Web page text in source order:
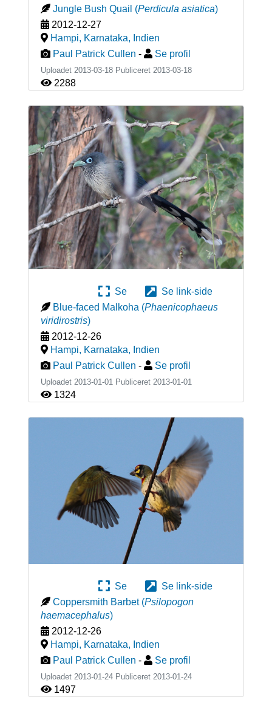
Jungle Bush Quail (Perdicula asiatica)
2012-12-27
Hampi, Karnataka, Indien
Paul Patrick Cullen - Se profil
Uploadet 2013-03-18 Publiceret 2013-03-18
2288
Se
Se link-side
Blue-faced Malkoha (Phaenicophaeus
viridirostris)
2012-12-26
Hampi, Karnataka, Indien
Paul Patrick Cullen - Se profil
Uploadet 2013-01-01 Publiceret 2013-01-01
1324
Se
Se link-side
Coppersmith Barbet (Psilopogon
haemacephalus)
2012-12-26
Hampi, Karnataka, Indien
Paul Patrick Cullen - Se profil
Uploadet 2013-01-24 Publiceret 2013-01-24
1497